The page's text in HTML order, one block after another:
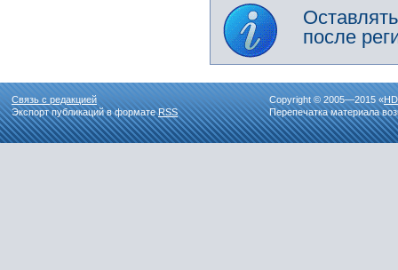
после
Связь с редакцией
Экспорт публикаций в форматеRSS
Copyright © 2005—2015 «
Перепечатка материала